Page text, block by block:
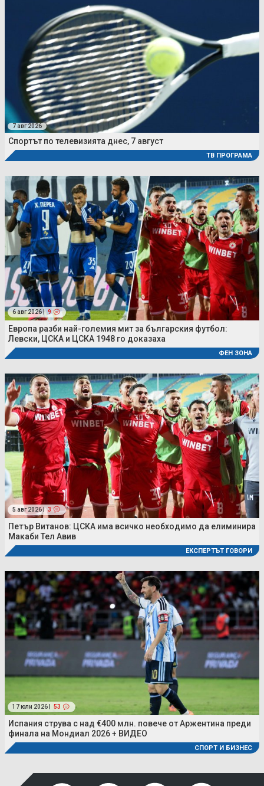
7 авг 2026
Спортът по телевизията днес, 7 август
ТВ ПРОГРАМА
6 авг 2026 | 9
Европа разби най-големия мит за българския футбол:
Левски, ЦСКА и ЦСКА 1948 го доказаха
ФЕН ЗОНА
5 авг 2026 | 3
Петър Витанов: ЦСКА има всичко необходимо да елиминира
Макаби Тел Авив
ЕКСПЕРТЪТ ГОВОРИ
17 юли 2026 | 53
Испания струва с над €400 млн. повече от Аржентина преди
финала на Мондиал 2026 + ВИДЕО
СПОРТ И БИЗНЕС